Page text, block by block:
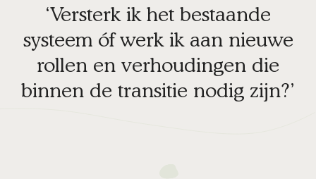
Versterk ik het bestaande
systeem óf werk ik aan nieuwe
rollen en verhoudingen die
binnen de transitie nodig zijn?